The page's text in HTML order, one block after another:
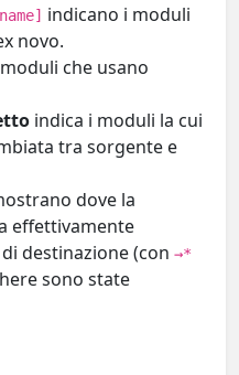
indicano i moduli
novo.
che usano
indica i moduli la cui
tra sorgente e
dove la
effettivamente
destinazione (con →*
sono state